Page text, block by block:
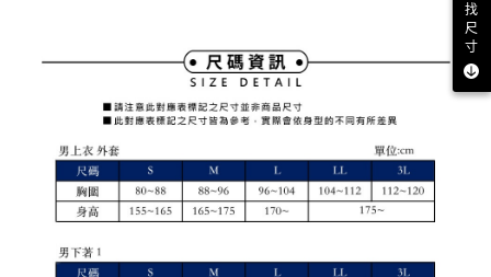
權轉讓予恩沛科技股份有限公司。
２．關於個人資料處理事宜，請瀏覽以下網址：
https://aftee.tw/terms/#terms3
３．未成年的使用者請事先徵得法定代理人或監護人之同意方可使用
「AFTEE先享後付」，若未經同意申辦者引起之損失，本公司不負相關責
４．使用「AFTEE先享後付」時，將依據個別帳號之用戶狀況，依本公司即
時審查核予不同之上限額度；若仍有額度不足之情形，本公司將視審查結果
請求用戶進行身份認證。
恩沛科技股份有限公司將有權停止該用戶之使用額度並採取法律行動。
付款後7-11取貨
免運費
離島宅配
找
尺
寸